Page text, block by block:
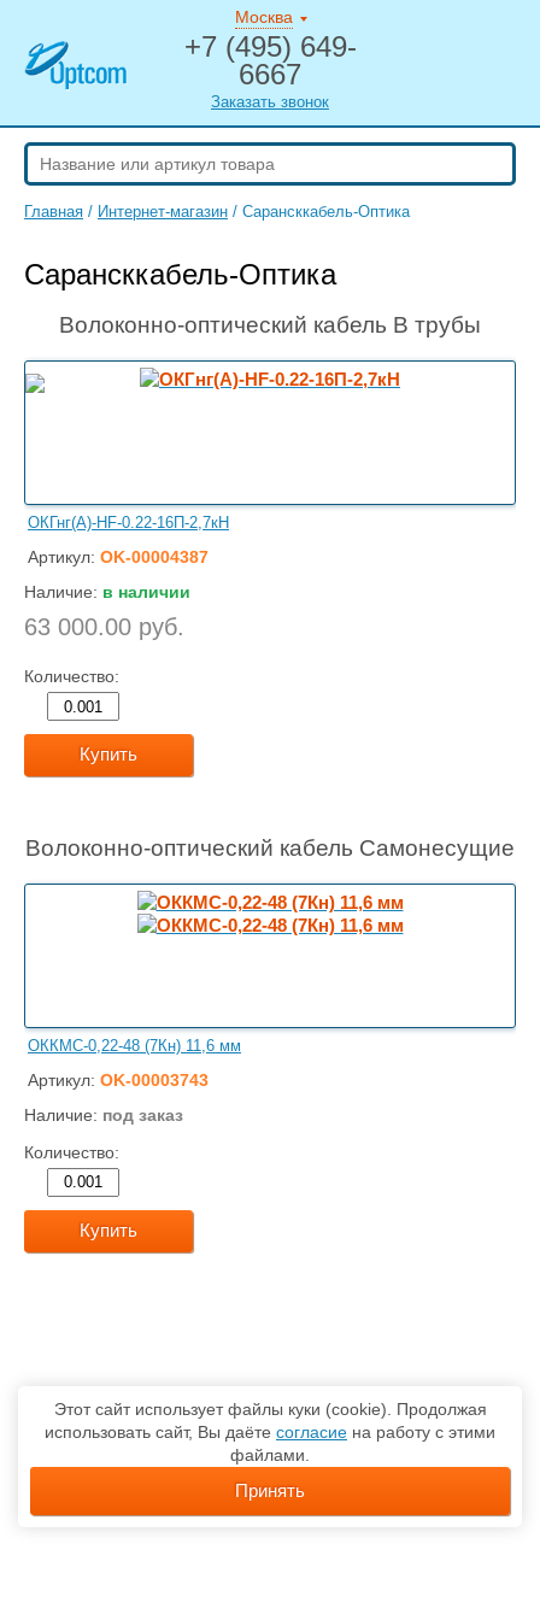
Москва
+7 (495) 649-
6667
Заказать звонок
Главная / Интернет-магазин / Сарансккабель-Оптика
Сарансккабель-Оптика
Волоконно-оптический кабель В трубы
ОКГнг(A)-HF-0.22-16П-2,7кН
Артикул: OK-00004387
Наличие: в наличии
63 000.00 руб.
Количество:
Купить
Волоконно-оптический кабель Самонесущие
ОККМС-0,22-48 (7Кн) 11,6 мм
Артикул: OK-00003743
Наличие: под заказ
Количество:
Купить
Этот сайт использует файлы куки (cookie). Продолжая
использовать сайт, Вы даёте согласие на работу с этими
файлами.
Принять